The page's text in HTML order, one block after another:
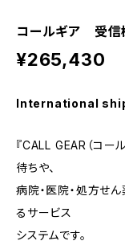
コールギア 受信
¥265,430
International
『CALL GEAR（コー
待ちや、
病院・医院・処方せ
るサービス
システムです。